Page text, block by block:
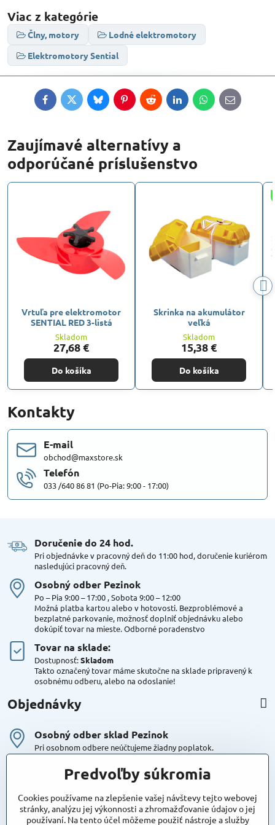
Viac z kategórie
Člny, motory
Lodné elektromotory
Elektromotory Sential
FacebookTwitterBlueskyPinterestRedditLinkedInWhatsApp
E-
mail
Zaujímavé alternatívy a
odporúčané príslušenstvo
Vrtuľa pre elektromotor
SENTIAL RED 3-listá
Skladom
27,68 €
Do košíka
Skrinka na akumulátor
veľká
Skladom
15,38 €
Do košíka
Kontakty
E-mail
obchod@maxstore.sk
Telefón
033 /640 86 81 (Po-Pia: 9:00 - 17:00)
Doručenie do 24 hod​.
Pri objednávke v pracovný deň do 11:00 hod, doručenie kuriérom
nasledujúci pracovný deň.
Osobný odber Pezinok
Po – Pia 9:00 – 17:00 , Sobota 9:00 – 12:00
Možná platba kartou alebo v hotovosti. Bezproblémové a
bezplatné parkovanie, možnosť doplniť objednávku alebo
dokúpiť tovar na mieste. Odborné poradenstvo
Tovar na sklade:
Dostupnosť:Skladom
Takto označený tovar máme skutočne na sklade pripravený k
osobnému odberu, alebo na odoslanie!
Objednávky
Osobný odber sklad Pezinok
Pri osobnom odbere neúčtujeme žiadny poplatok.
Kuriér DPD , Geis
Cena za dopravu:
Predvoľby súkromia
Cookies používame na zlepšenie vašej návštevy tejto webovej
stránky, analýzu jej výkonnosti a zhromažďovanie údajov o jej
používaní. Na tento účel môžeme použiť nástroje a služby